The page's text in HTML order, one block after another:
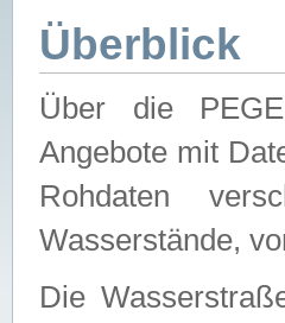
Überblick
Über die
Angebote mit
Rohdaten
Wasserstände,
Die